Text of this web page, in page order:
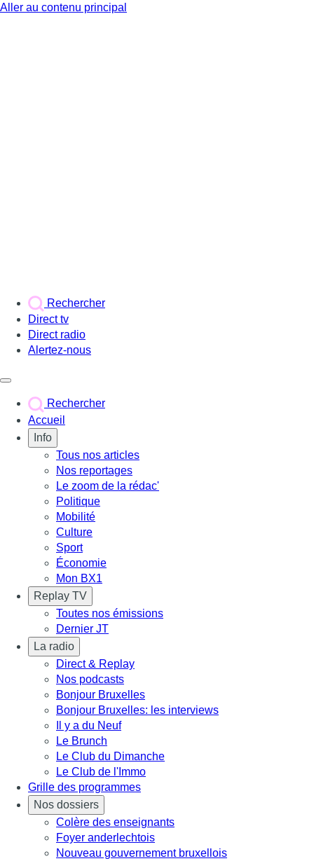
Aller au contenu principal
Rechercher
Direct tv
Direct radio
Alertez-nous
Rechercher
Accueil
Info
Tous nos articles
Nos reportages
Le zoom de la rédac'
Politique
Mobilité
Culture
Sport
Économie
Mon BX1
Replay TV
Toutes nos émissions
Dernier JT
La radio
Direct & Replay
Nos podcasts
Bonjour Bruxelles
Bonjour Bruxelles: les interviews
Il y a du Neuf
Le Brunch
Le Club du Dimanche
Le Club de l'Immo
Grille des programmes
Nos dossiers
Colère des enseignants
Foyer anderlechtois
Nouveau gouvernement bruxellois